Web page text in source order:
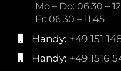
Mo – Do: 06.30 –
Fr: 06.30 – 11.45
Handy: +49 151
Handy: +49 1516